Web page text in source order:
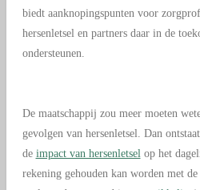
biedt aanknopingspunten voor
hersenletsel en partners daar in de
ondersteunen.
De maatschappij zou meer moeten
gevolgen van hersenletsel. Dan
de impact van hersenletsel op het
rekening gehouden kan worden met